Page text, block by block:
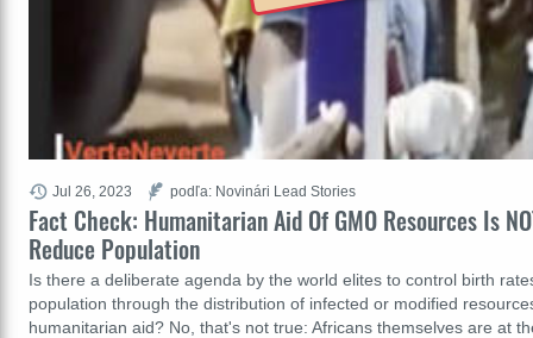
Fact Check: Humanitarian Aid Of GMO Resources Is
Reduce Population
Is there a deliberate agenda by the world elites to control birth
population through the distribution of infected or modified
humanitarian aid? No, that's not true: Africans themselves are at
Jul 26, 2023 podľa: Novinári Lead Stories